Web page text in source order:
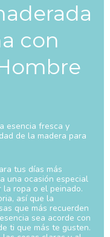
con
esencia fresca y
de la madera para
tus días más
una ocasión especial
ropa o el peinado.
así que la
que más recuerden
sea acorde con
ti que más te gusten.